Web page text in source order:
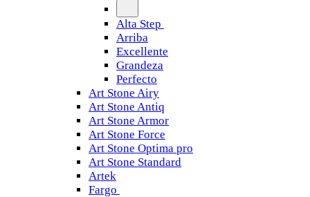
Alta Step
Arriba
Excellente
Grandeza
Perfecto
Art Stone Airy
Art Stone Antiq
Art Stone Armor
Art Stone Force
Art Stone Optima pro
Art Stone Standard
Artek
Fargo